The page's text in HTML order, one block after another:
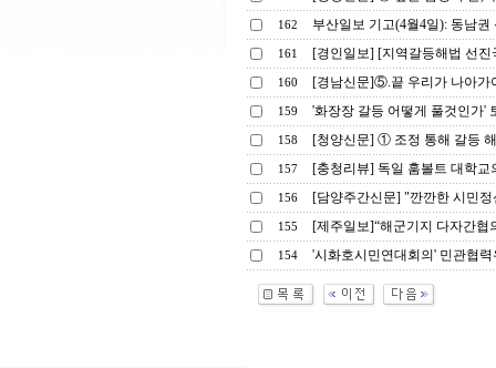
162 부산일보 기고(4월4일): 동남권
161 [경인일보] [지역갈등해법 선진
160 [경남신문]⑤.끝 우리가 나아가
159 '화장장 갈등 어떻게 풀것인가'
158 [청양신문] ① 조정 통해 갈등
157 [충청리뷰] 독일 훔볼트 대학교
156 [담양주간신문] "깐깐한 시민정
155 [제주일보]“해군기지 다자간협
154 '시화호시민연대회의' 민관협